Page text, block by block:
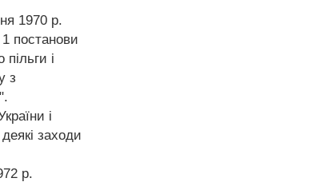
1970 р.
постанови
і
з
і
заходи
р.